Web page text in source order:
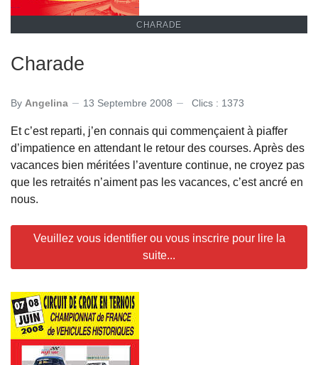
CHARADE
Charade
By Angelina 13 Septembre 2008 Clics : 1373
Et c’est reparti, j’en connais qui commençaient à piaffer
d’impatience en attendant le retour des courses. Après des
vacances bien méritées l’aventure continue, ne croyez pas
que les retraités n’aiment pas les vacances, c’est ancré en
nous.
Veuillez vous identifier ou vous inscrire pour lire la
suite...